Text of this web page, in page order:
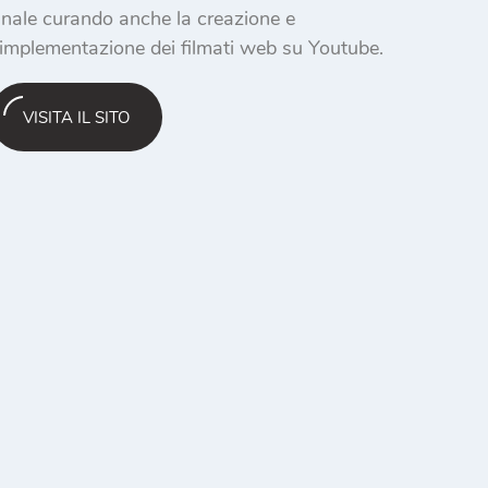
curando anche la creazione e
dei filmati web su Youtube.
VISITA IL SITO